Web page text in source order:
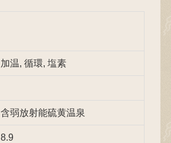
加温, 循環, 塩素
含弱放射能硫黄温泉
8.9